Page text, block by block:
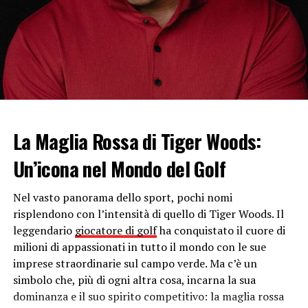
nella roccia in maniera permanente.
Alcuni, però, non fanno uso di attrezzature come chiodi,
corde e tasselli, affidandosi soltanto alle mani nude.
Questa tecnica si usa sia in montagna che in apposite
palestre dove vengono realizzati pannelli sintetici
Fra levarie discipline dell’alpinismo , spicca
l’escursionismo o hiking, dove si affrontano sentieri in
quota, anche molto impegnativi, ma non si raggiungono
le vette, sfruttando percorsi prestabiliti con differenti
gradi di difficoltà.
Nelloscialpinismosalita e discesa vengono affrontate
sempre con gli sci, che si possono anche per affrontare i
passaggi più impervi. L’idea è anche quella di tornare a
valle sfruttando il più possibile i pendii innevati.
La Maglia Rossa di Tiger Woods:
Un’icona nel Mondo del Golf
Nel vasto panorama dello sport, pochi nomi
risplendono con l’intensità di quello di Tiger Woods. Il
leggendario giocatore di golfha conquistato il cuore di
milioni di appassionati in tutto il mondo con le sue
imprese straordinarie sul campo verde. Ma c’è un
simbolo che, più di ogni altra cosa, incarna la sua
dominanza e il suo spirito competitivo: la maglia rossa